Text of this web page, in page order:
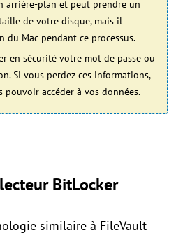
arrière-plan et peut prendre un
de votre disque, mais il
du Mac pendant ce processus.
en sécurité votre mot de passe ou
Si vous perdez ces informations,
pouvoir accéder à vos données.
BitLocker
similaire à FileVault